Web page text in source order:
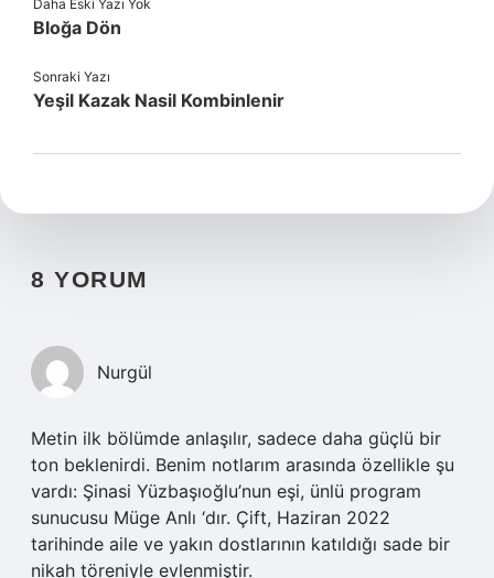
Daha Eski Yazı Yok
Bloğa Dön
Sonraki Yazı
Yeşil Kazak Nasil Kombinlenir
8 YORUM
Nurgül
Metin ilk bölümde anlaşılır, sadece daha güçlü bir
ton beklenirdi. Benim notlarım arasında özellikle şu
vardı: Şinasi Yüzbaşıoğlu’nun eşi, ünlü program
sunucusu Müge Anlı ‘dır. Çift, Haziran 2022
tarihinde aile ve yakın dostlarının katıldığı sade bir
nikah töreniyle evlenmiştir.